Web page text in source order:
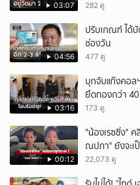
03:07 282 ดู
04:56
ปรับเกณฑ์ ได้
ช่องวัน
477 ดู
03:16
บุกจับแก๊งคอล
ยึดทองกว่า
ร่วมทีมหอบเงิ
173 ดู
00:12
"น้องเรซซิ่ง"
ณปภา" ยังจะเ
22,073 ดู